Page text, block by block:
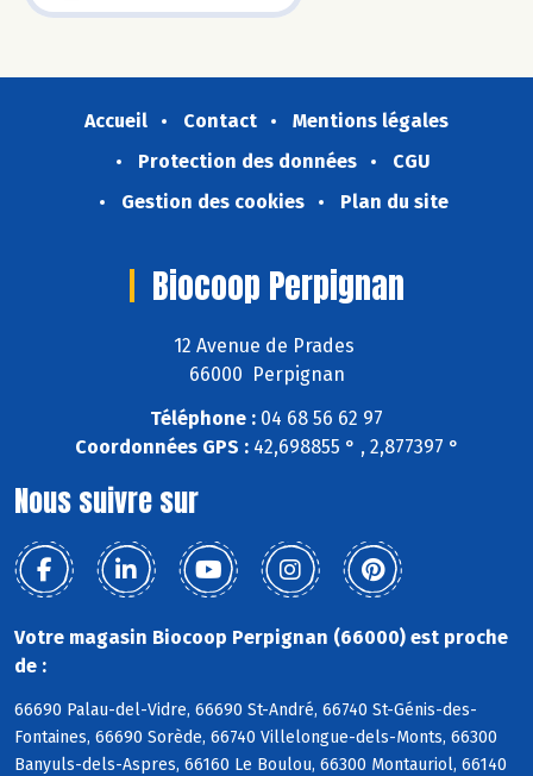
Accueil Contact
Mentions légales
Protection des données
CGU
Gestion des cookies
Plan du site
Biocoop Perpignan
12 Avenue de Prades
66000 Perpignan
Téléphone : 04 68 56 62 97
Coordonnées GPS :42,698855 ° , 2,877397 °
Nous suivre sur
Votre magasin Biocoop Perpignan (66000) est proche
de :
66690 Palau-del-Vidre, 66690 St-André, 66740 St-Génis-des-
Fontaines, 66690 Sorède, 66740 Villelongue-dels-Monts, 66300
Banyuls-dels-Aspres, 66160 Le Boulou, 66300 Montauriol, 66140